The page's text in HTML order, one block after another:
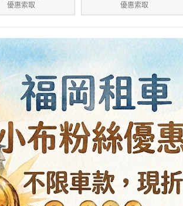
優惠索取 優惠索取